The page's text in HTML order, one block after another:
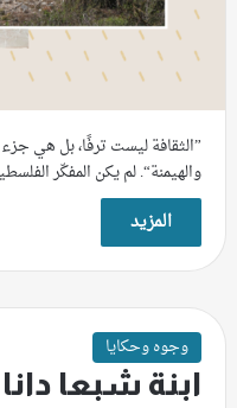
”الثقافة ليست ترفًا، بل هي
والهيمنة“. لم يكن المفكّر
المزيد
وجوه وحكايا
ابنة شبعا